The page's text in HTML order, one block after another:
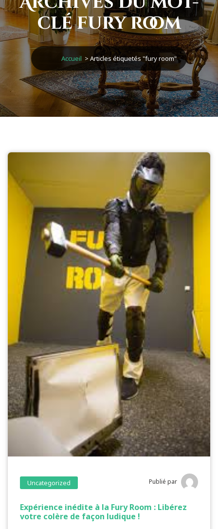
clé fury room
Accueil > Articles étiquetés "fury room"
Uncategorized Publié par
Expérience inédite à la Fury Room : Libérez
votre colère de façon ludique !